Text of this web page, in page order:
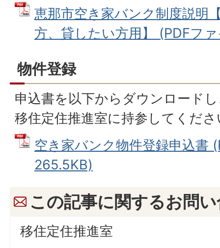
恵那市空き家バンク制度説明
方、貸したい方用】 (PDFフ
物件登録
申込書を以下からダウンロード
移住定住推進室に持参してくだ
空き家バンク物件登録申込書
265.5KB)
この記事に関するお問
移住定住推進室